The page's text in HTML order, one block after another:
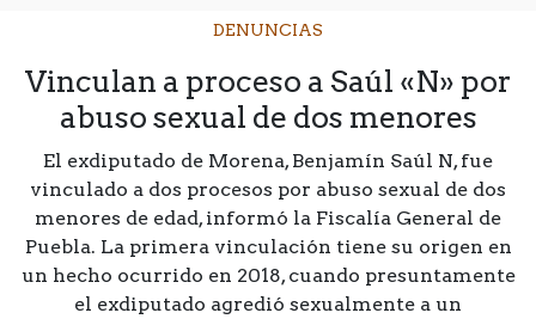
DENUNCIAS
Vinculan a proceso a Saúl «N» por
abuso sexual de dos menores
El exdiputado de Morena, Benjamín Saúl N, fue
vinculado a dos procesos por abuso sexual de dos
menores de edad, informó la Fiscalía General de
Puebla. La primera vinculación tiene su origen en
un hecho ocurrido en 2018, cuando presuntamente
el exdiputado agredió sexualmente a un